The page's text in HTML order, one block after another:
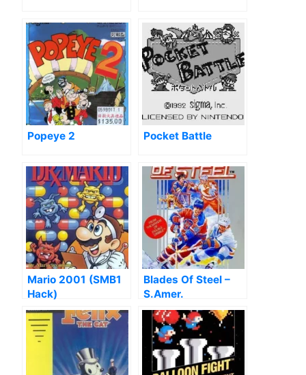
Popeye 2 Pocket Battle
Mario 2001 (SMB1
Hack)
Blades Of Steel –
S.Amer.
Championship
(Blades Of Steel
Hack)